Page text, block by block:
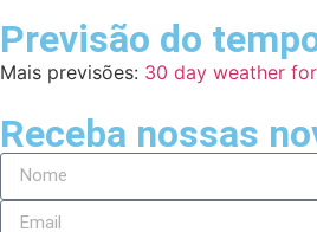
Previsão do
Mais previsões: 30 day weather
Receba nossas